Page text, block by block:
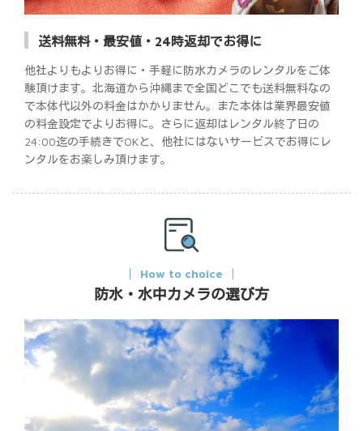
送料無料・最安値・24時返却でお得に
他社よりもよりお得に・手軽に防水カメラのレンタルをご体
験頂けます。北海道から沖縄まで全国どこでも送料無料なの
で本体代以外の料金はかかりません。また本体は業界最安値
の料金設定でよりお得に。さらに返却はレンタル終了日の
24:00迄の手続きでOKと、他社にはないサービスでお得にレ
ンタルをお楽しみ頂けます。
How to choice
防水・水中カメラの選び方